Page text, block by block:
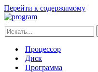
Перейти к содержимому
Искать...
Процессор
Диск
Программа